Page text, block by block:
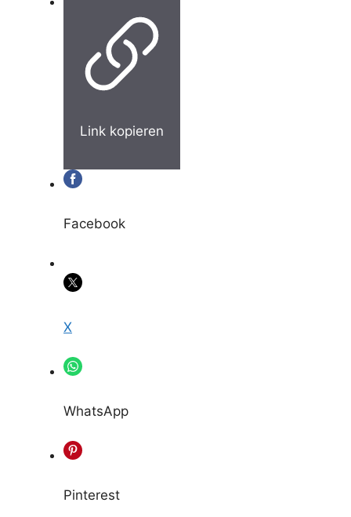
Link kopieren
Facebook
X
WhatsApp
Pinterest